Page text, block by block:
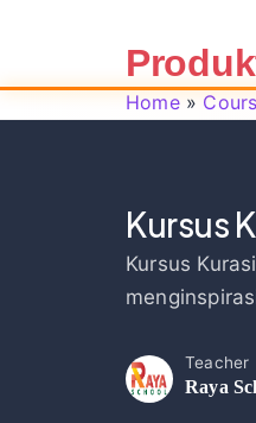
Home»
Kursus
Kursus
Teacher
Raya